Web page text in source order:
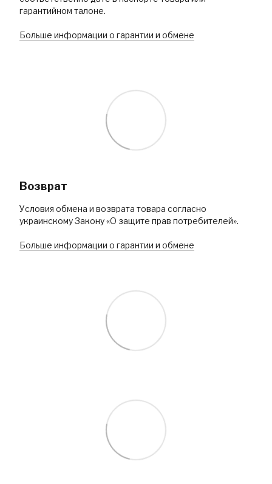
гарантийном талоне.
Больше информации о гарантии и обмене
Возврат
Условия обмена и возврата товара согласно
украинскому Закону «О защите прав потребителей».
Больше информации о гарантии и обмене